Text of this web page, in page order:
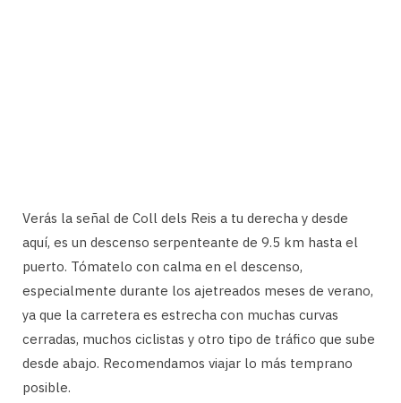
Verás la señal de Coll dels Reis a tu derecha y desde
aquí, es un descenso serpenteante de 9.5 km hasta el
puerto. Tómatelo con calma en el descenso,
especialmente durante los ajetreados meses de verano,
ya que la carretera es estrecha con muchas curvas
cerradas, muchos ciclistas y otro tipo de tráfico que sube
desde abajo. Recomendamos viajar lo más temprano
posible.